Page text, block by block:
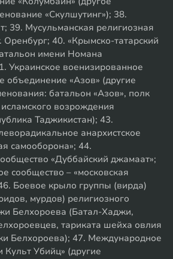
«Скулшутинг»); 38.
39. Мусульманская религиозная
Оренбург; 40. «Крымско-татарский
имени Номана
Украинское военизированное
объединение «Азов» (другие
батальон «Азов», полк
возрождения
Таджикистан); 43.
анархистское
самооборона»; 44.
«Дуббайский джамаат»;
сообщество – «московская
Боевое крыло группы (вирда)
мурдов) религиозного
Белхороева (Батал-Хаджи,
тариката шейха овлия
Белхороева); 47. Международное
Убийц» (другие